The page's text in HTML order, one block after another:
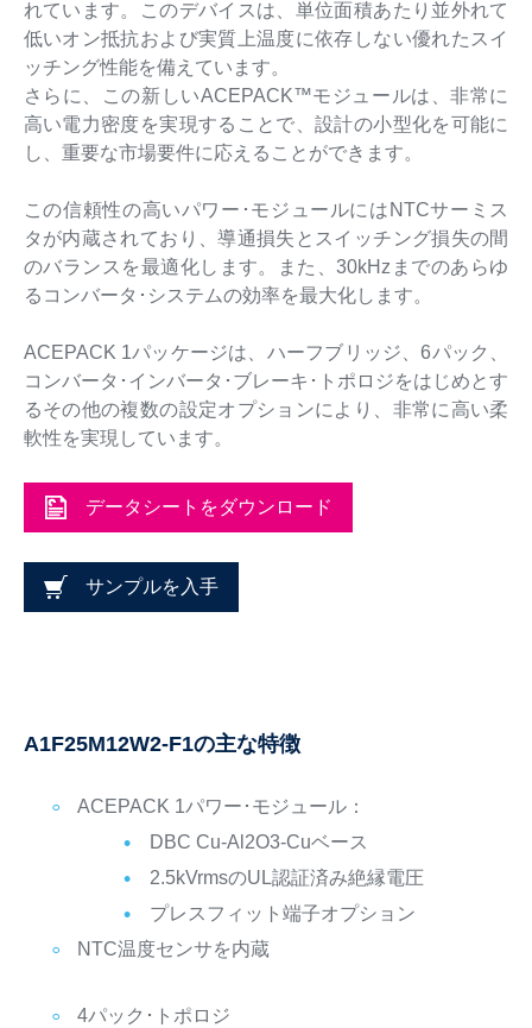
れています。このデバイスは、単位面積あたり並外れて
低いオン抵抗および実質上温度に依存しない優れたスイ
ッチング性能を備えています。
さらに、この新しいACEPACK™モジュールは、非常に
高い電力密度を実現することで、設計の小型化を可能に
し、重要な市場要件に応えることができます。
この信頼性の高いパワー･モジュールにはNTCサーミス
タが内蔵されており、導通損失とスイッチング損失の間
のバランスを最適化します。また、30kHzまでのあらゆ
るコンバータ･システムの効率を最大化します。
ACEPACK 1パッケージは、ハーフブリッジ、6パック、
コンバータ･インバータ･ブレーキ･トポロジをはじめとす
るその他の複数の設定オプションにより、非常に高い柔
軟性を実現しています。
データシートをダウンロード
サンプルを入手
A1F25M12W2-F1の主な特徴
ACEPACK 1パワー･モジュール：
DBC Cu-Al2O3-Cuベース
2.5kVrmsのUL認証済み絶縁電圧
プレスフィット端子オプション
NTC温度センサを内蔵
4パック･トポロジ